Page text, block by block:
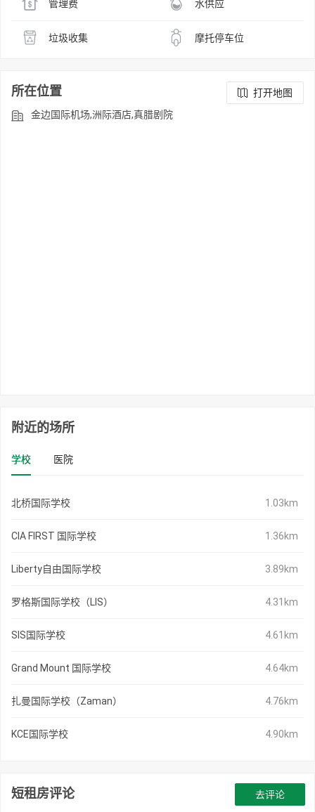
管理费 水供应
垃圾收集 摩托停车位
所在位置
打开地图
金边国际机场,洲际酒店,真腊剧院
附近的场所
学校 医院
北桥国际学校 1.03km
CIA FIRST 国际学校 1.36km
Liberty自由国际学校 3.89km
罗格斯国际学校（LIS） 4.31km
SIS国际学校 4.61km
Grand Mount 国际学校 4.64km
扎曼国际学校（Zaman） 4.76km
KCE国际学校 4.90km
短租房评论 去评论